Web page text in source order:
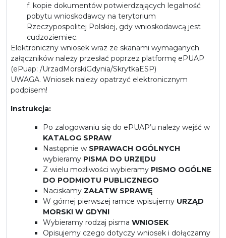
f. kopie dokumentów potwierdzających legalność
pobytu wnioskodawcy na terytorium
Rzeczypospolitej Polskiej, gdy wnioskodawcą jest
cudzoziemiec.
Elektroniczny wniosek wraz ze skanami wymaganych
załączników należy przesłać poprzez platformę ePUAP
(ePuap: /UrzadMorskiGdynia/SkrytkaESP)
UWAGA. Wniosek należy opatrzyć elektronicznym
podpisem!
Instrukcja:
Po zalogowaniu się do ePUAP’u należy wejść w
KATALOG SPRAW
Następnie w SPRAWACH OGÓLNYCH
wybieramy PISMA DO URZĘDU
Z wielu możliwości wybieramy PISMO OGÓLNE
DO PODMIOTU PUBLICZNEGO
Naciskamy ZAŁATW SPRAWĘ
W górnej pierwszej ramce wpisujemy URZĄD
MORSKI W GDYNI
Wybieramy rodzaj pisma WNIOSEK
Opisujemy czego dotyczy wniosek i dołączamy